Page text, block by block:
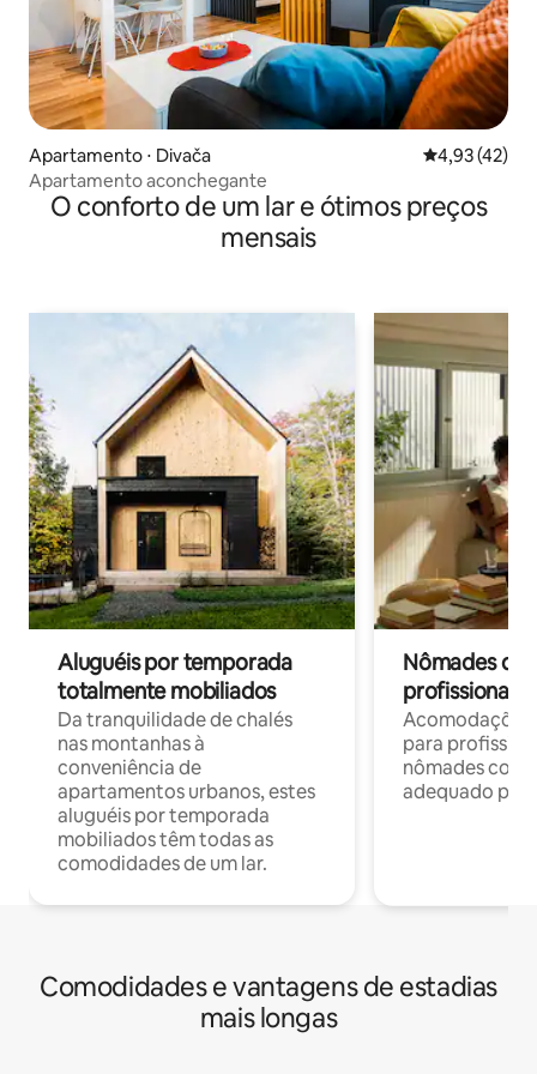
Apartamento ⋅ Divača 4,93 de uma
4,93 (42)
Apartamento aconchegante
O conforto de um lar e ótimos preços
mensais
Aluguéis por temporada
totalmente mobiliados
Da tranquilidade de chalés
nas montanhas à
conveniência de
apartamentos urbanos, estes
aluguéis por temporada
mobiliados têm todas as
comodidades de um lar.
Nômades
profissionais
para
nômades com
adequado
Comodidades e vantagens de estadias
mais longas